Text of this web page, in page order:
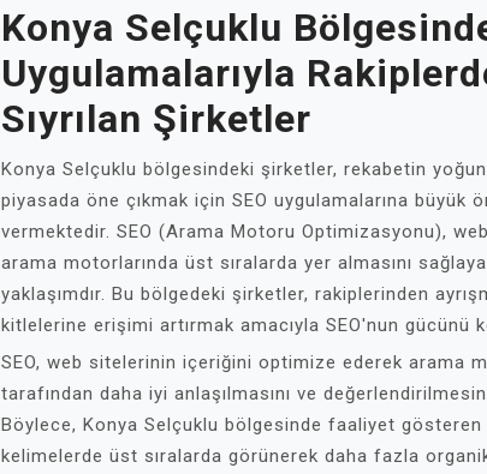
Konya Selçuklu
Uygulamalarıyla
Sıyrılan Şirketler
Konya Selçuklu bölgesindeki şirketler, rekabetin
piyasada öne çıkmak için SEO uygulamalarına büyük
vermektedir. SEO (Arama Motoru Optimizasyonu),
arama motorlarında üst sıralarda yer almasını
yaklaşımdır. Bu bölgedeki şirketler, rakiplerinden
kitlelerine erişimi artırmak amacıyla SEO'nun gücünü
SEO, web sitelerinin içeriğini optimize ederek arama
tarafından daha iyi anlaşılmasını ve
Böylece, Konya Selçuklu bölgesinde faaliyet
kelimelerde üst sıralarda görünerek daha fazla